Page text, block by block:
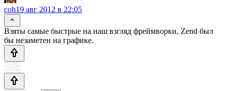
coh19 авг 2012 в 22:05
Взяты самые быстрые на наш взгляд фреймворки, Zend был
бы незаметен на графике.